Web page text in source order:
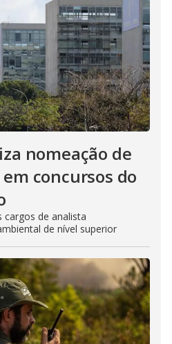
nomeação de
concursos do
de analista
de nível superior